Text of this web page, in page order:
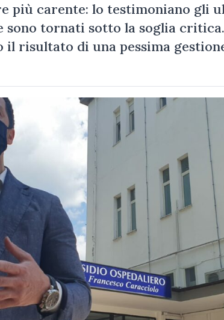
più carente: lo testimoniano gli
sono tornati sotto la soglia
il risultato di una pessima